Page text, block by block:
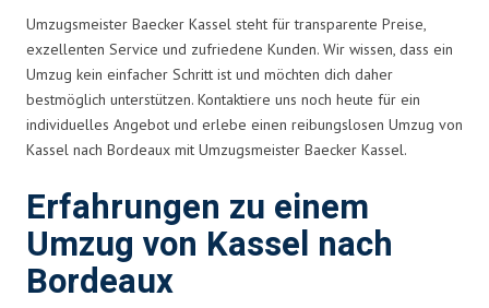
Umzugsmeister Baecker Kassel steht für transparente Preise,
exzellenten Service und zufriedene Kunden. Wir wissen, dass ein
Umzug kein einfacher Schritt ist und möchten dich daher
bestmöglich unterstützen. Kontaktiere uns noch heute für ein
individuelles Angebot und erlebe einen reibungslosen Umzug von
Kassel nach Bordeaux mit Umzugsmeister Baecker Kassel.
Erfahrungen zu einem
Umzug von Kassel nach
Bordeaux